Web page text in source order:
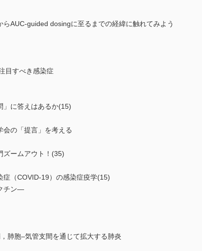
AUC-guided dosingに至るまでの経緯に触れてみよう
目すべき感染症
」に答えはあるか(15)
の「提言」を考える
ズームアウト！(35)
（COVID-19）の感染症疫学(15)
チン―
胞–気管支間を通じて拡大する肺炎